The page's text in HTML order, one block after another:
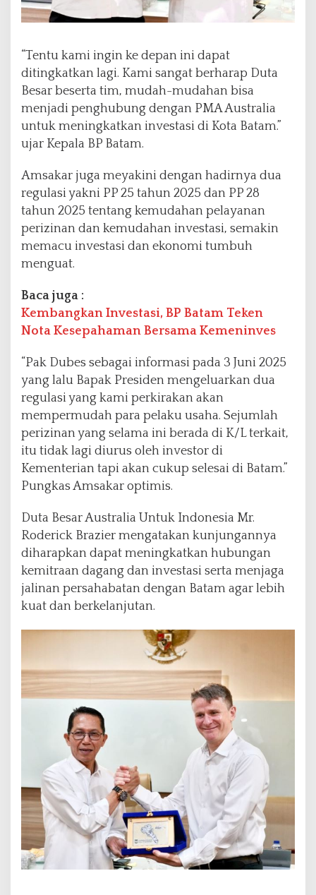
“Tentu kami ingin ke depan ini dapat
ditingkatkan lagi. Kami sangat berharap Duta
Besar beserta tim, mudah-mudahan bisa
menjadi penghubung dengan PMA Australia
untuk meningkatkan investasi di Kota Batam.”
ujar Kepala BP Batam.
Amsakar juga meyakini dengan hadirnya dua
regulasi yakni PP 25 tahun 2025 dan PP 28
tahun 2025 tentang kemudahan pelayanan
perizinan dan kemudahan investasi, semakin
memacu investasi dan ekonomi tumbuh
menguat.
Baca juga :
Kembangkan Investasi, BP Batam Teken
Nota Kesepahaman Bersama Kemeninves
“Pak Dubes sebagai informasi pada 3 Juni 2025
yang lalu Bapak Presiden mengeluarkan dua
regulasi yang kami perkirakan akan
mempermudah para pelaku usaha. Sejumlah
perizinan yang selama ini berada di K/L terkait,
itu tidak lagi diurus oleh investor di
Kementerian tapi akan cukup selesai di Batam.”
Pungkas Amsakar optimis.
Duta Besar Australia Untuk Indonesia Mr.
Roderick Brazier mengatakan kunjungannya
diharapkan dapat meningkatkan hubungan
kemitraan dagang dan investasi serta menjaga
jalinan persahabatan dengan Batam agar lebih
kuat dan berkelanjutan.